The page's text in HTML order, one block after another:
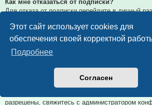
Этот сайт использует cookies для
обеспечения своей корректной
Подробнее
Согласен
Как мне отказаться от подписки?
Для отказа от подписки перейдите в личный
Вернуться к началу
Вложения
Какие вложения разрешены на этой
Администратор каждой конференции может
определённые типы вложений. Если вы не
разрешены, свяжитесь с администратором